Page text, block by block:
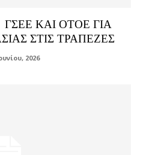
ΚΑΙ ΟΤΟΕ ΓΙΑ
ΣΤΙΣ ΤΡΑΠΕΖΕΣ
2026